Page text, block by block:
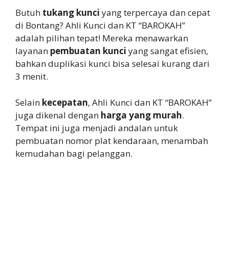
Butuh tukang kunci yang terpercaya dan cepat
di Bontang? Ahli Kunci dan KT “BAROKAH”
adalah pilihan tepat! Mereka menawarkan
layanan pembuatan kunci yang sangat efisien,
bahkan duplikasi kunci bisa selesai kurang dari
3 menit.
Selain kecepatan, Ahli Kunci dan KT “BAROKAH”
juga dikenal dengan harga yang murah.
Tempat ini juga menjadi andalan untuk
pembuatan nomor plat kendaraan, menambah
kemudahan bagi pelanggan.